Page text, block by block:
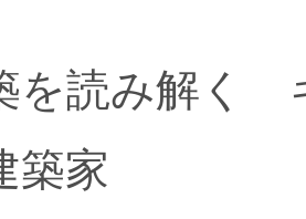
を読み解く
築家